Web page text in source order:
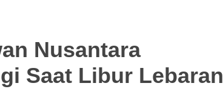
Nusantara
Saat Libur Lebaran